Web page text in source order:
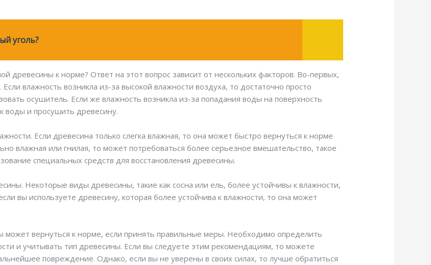
уголь?
древесины к норме? Ответ на этот вопрос зависит от нескольких факторов. Во-первых,
влажность возникла из-за высокой влажности воздуха, то достаточно просто
осушитель. Если же влажность возникла из-за попадания воды на поверхность
воды и просушить древесину.
Если древесина только слегка влажная, то она может быстро вернуться к норме
влажная или гнилая, то может потребоваться более серьезное вмешательство, такое
специальных средств для восстановления древесины.
Некоторые виды древесины, такие как сосна или ель, более устойчивы к влажности,
вы используете древесину, которая более устойчива к влажности, то она может
может вернуться к норме, если принять правильные меры. Необходимо определить
и учитывать тип древесины. Если вы следуете этим рекомендациям, то можете
повреждение. Однако, если вы не уверены в своих силах, то лучше обратиться